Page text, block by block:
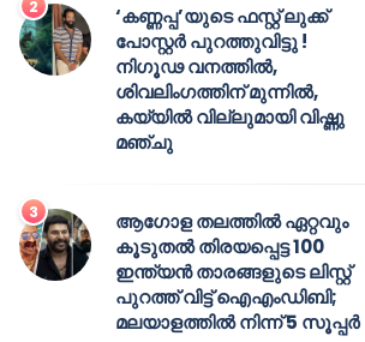
‘കണ്ണപ്പ’യുടെ ഫസ്റ്റ് ലുക്ക്
പോസ്റ്റർ പുറത്തുവിട്ടു !
നിഗൂഢ വനത്തിൽ,
ശിവലിംഗത്തിന് മുന്നിൽ,
കയ്യിൽ വില്ലുമായി വിഷ്ണു
മഞ്ചു
ആഗോള തലത്തിൽ ഏറ്റവും
കൂടുതൽ തിരയപ്പെട്ട 100
ഇന്ത്യൻ താരങ്ങളുടെ ലിസ്റ്റ്
പുറത്ത് വിട്ട് ഐഎംഡിബി;
മലയാളത്തിൽ നിന്ന് 5 സൂപ്പർ